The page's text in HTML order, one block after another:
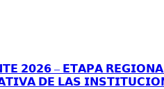
𝟮𝟬𝟮𝟲 – 𝗘𝗧𝗔𝗣𝗔
𝗗𝗘 𝗟𝗔𝗦